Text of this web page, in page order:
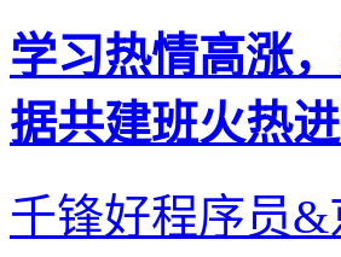
学习热情高涨
据共建班火热
千锋好程序员